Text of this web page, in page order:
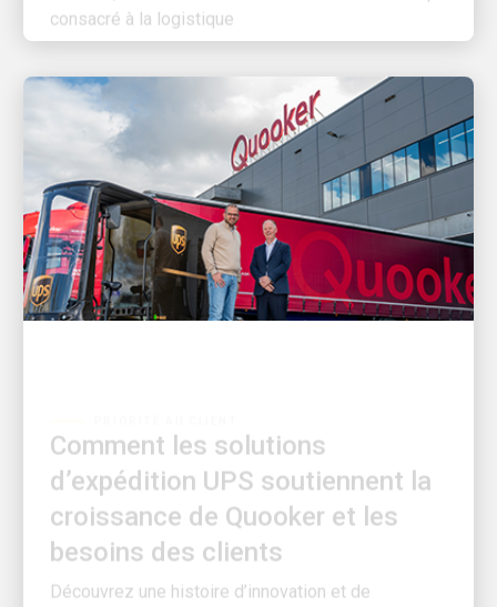
d’expédition UPS soutiennent la
croissance de Quooker et les
besoins des clients
Découvrez une histoire d’innovation et de
partenariat